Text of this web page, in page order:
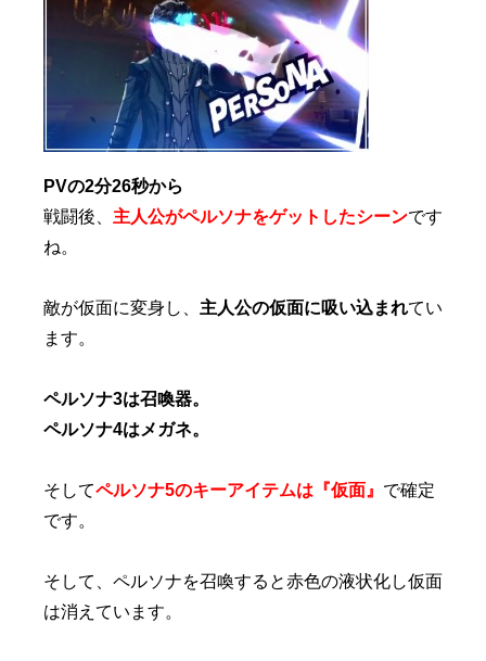
PVの2分26秒から
戦闘後、 主人公がペルソナをゲットしたシーンです
ね。
敵が仮面に変身し、 主人公の仮面に吸い込まれてい
ます。
ペルソナ3は召喚器。
ペルソナ4はメガネ。
そしてペルソナ5のキーアイテムは『仮面』 で確定
です。
そして、ペルソナを召喚すると赤色の液状化し仮面
は消えています。